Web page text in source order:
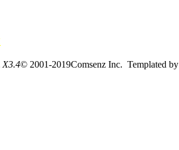
X3.4© 2001-2019Comsenz Inc. Templated